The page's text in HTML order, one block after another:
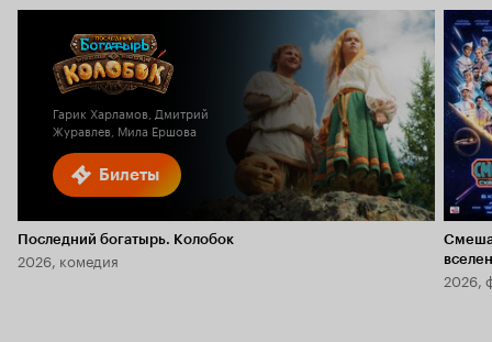
Билеты
Гарик Харламов, Дмитрий
Журавлев, Мила Ершова
Последний богатырь. Колобок
2026, комедия
2026,